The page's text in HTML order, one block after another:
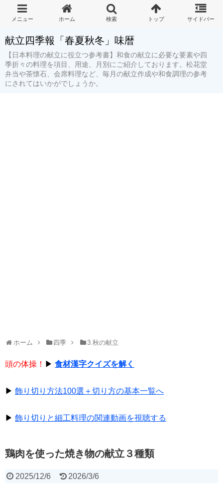
献立四季報「春夏秋冬」味暦
【日本料理の献立に役立つ参考書】和食の献立に必要な要素や四
季折々の料理を項目、用途、月別にご紹介しております。松花堂
弁当や茶懐石、会席料理など、毎月の献立作成や和食調理の参考
にされてはいかがでしょうか。
ホーム 四季 3.秋の献立
頭の体操！ ▶ 食材漢字クイズを解く
▶ 飾り切り方法100選＋切り方の基本一覧へ
▶ 飾り切りと細工料理の関連動画を視聴する
鶏肉を使った焼き物の献立３種類
2025/12/6 2026/3/6